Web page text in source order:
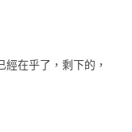
在乎了，剩下的，